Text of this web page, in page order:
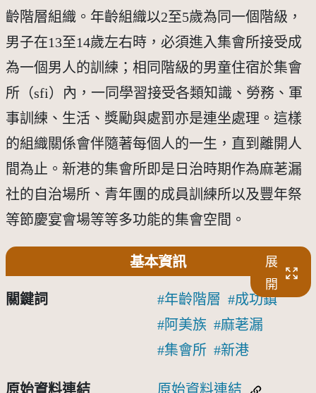
齡階層組織。年齡組織以2至5歲為同一個階級，
男子在13至14歲左右時，必須進入集會所接受成
為一個男人的訓練；相同階級的男童住宿於集會
所（sfi）內，一同學習接受各類知識、勞務、軍
事訓練、生活、獎勵與處罰亦是連坐處理。這樣
的組織關係會伴隨著每個人的一生，直到離開人
間為止。新港的集會所即是日治時期作為麻荖漏
社的自治場所、青年團的成員訓練所以及豐年祭
等節慶宴會場等等多功能的集會空間。
基本資訊
展
開
關鍵詞 年齡階層
成功鎮
阿美族
麻荖漏
集會所
新港
原始資料連結 原始資料連結